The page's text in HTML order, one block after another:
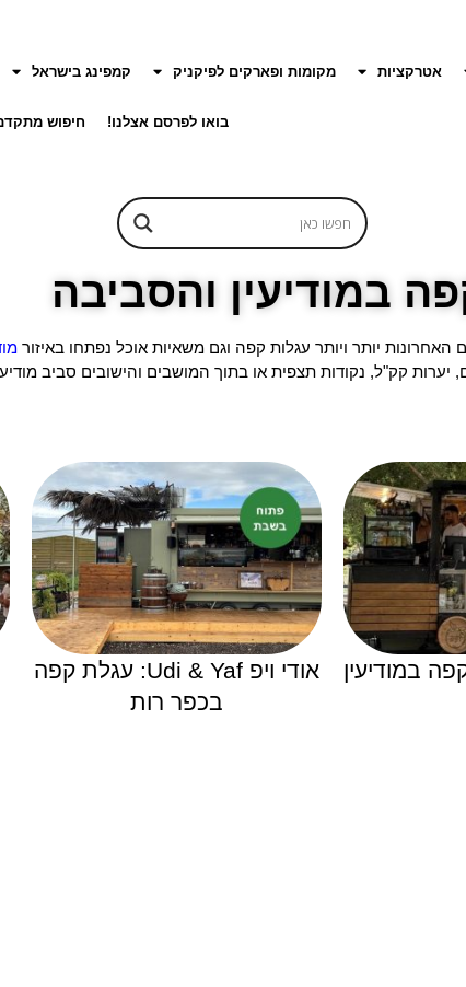
אטרקציות מקומות ופארקים לפיקניק קמפינג בישראל
בואו לפרסם אצלנו! חיפוש
במודיעין והסביבה
האחרונות יותר ויותר עגלות קפה וגם משאיות אוכל נפתחו באיזור
יערות קק"ל, נקודות תצפית או בתוך המושבים והישובים סביב
במודיעין
אודי ויפ Udi & Yaf: עגלת קפה
בכפר רות